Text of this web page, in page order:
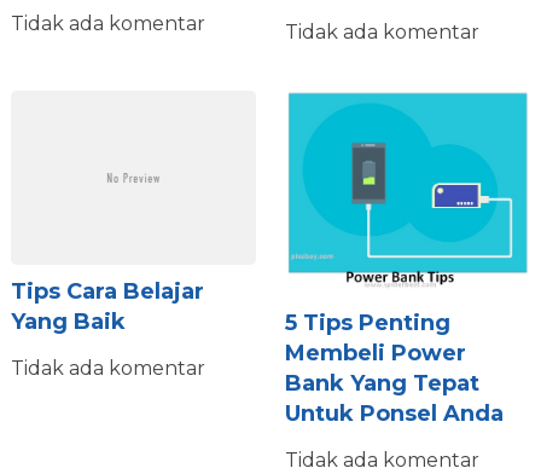
Tidak ada komentar Tidak ada komentar
Tips Cara Belajar
Yang Baik
Tidak ada komentar
5 Tips Penting
Membeli Power
Bank Yang Tepat
Untuk Ponsel Anda
Tidak ada komentar